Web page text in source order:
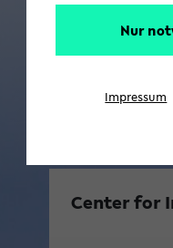
Center for
Nur
Impressum